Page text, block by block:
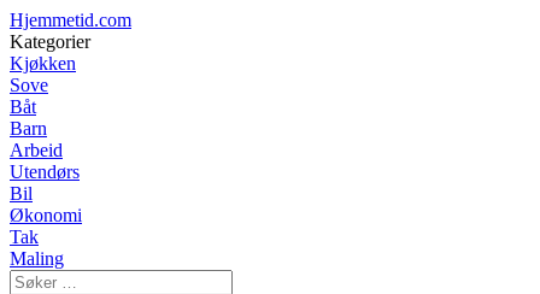
Hjemmetid.com
Kategorier
Kjøkken
Sove
Båt
Barn
Arbeid
Utendørs
Bil
Økonomi
Tak
Maling